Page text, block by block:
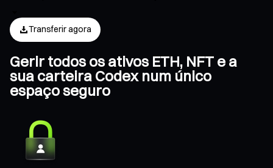
Transferir agora
Gerir todos os ativos ETH, NFT e a
sua carteira Codex num único
espaço seguro